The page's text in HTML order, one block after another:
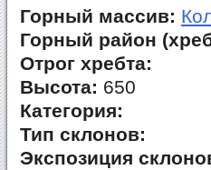
Горный массив:
Горный район
Отрог хребта:
Высота: 650
Категория:
Тип склонов:
Экспозиция